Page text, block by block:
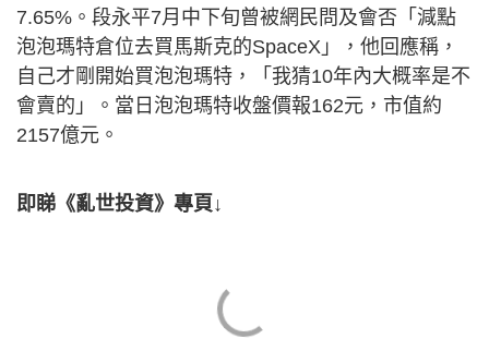
7.65%。段永平7月中下旬曾被網民問及會否「減點
泡泡瑪特倉位去買馬斯克的SpaceX」，他回應稱，
自己才剛開始買泡泡瑪特，「我猜10年內大概率是不
會賣的」。當日泡泡瑪特收盤價報162元，市值約
2157億元。
即睇《亂世投資》專頁↓